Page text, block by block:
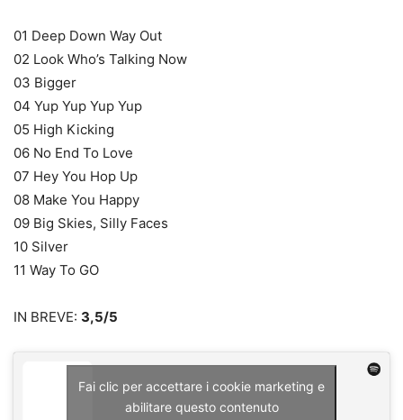
01 Deep Down Way Out
02 Look Who’s Talking Now
03 Bigger
04 Yup Yup Yup Yup
05 High Kicking
06 No End To Love
07 Hey You Hop Up
08 Make You Happy
09 Big Skies, Silly Faces
10 Silver
11 Way To GO
IN BREVE: 3,5/5
Fai clic per accettare i cookie marketing e
abilitare questo contenuto